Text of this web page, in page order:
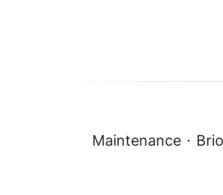
Maintenance ·